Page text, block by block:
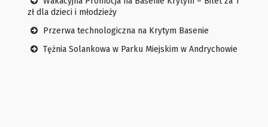
zł dla dzieci i młodzieży
Przerwa technologiczna na Krytym Basenie
Tężnia Solankowa w Parku Miejskim w Andrychowie